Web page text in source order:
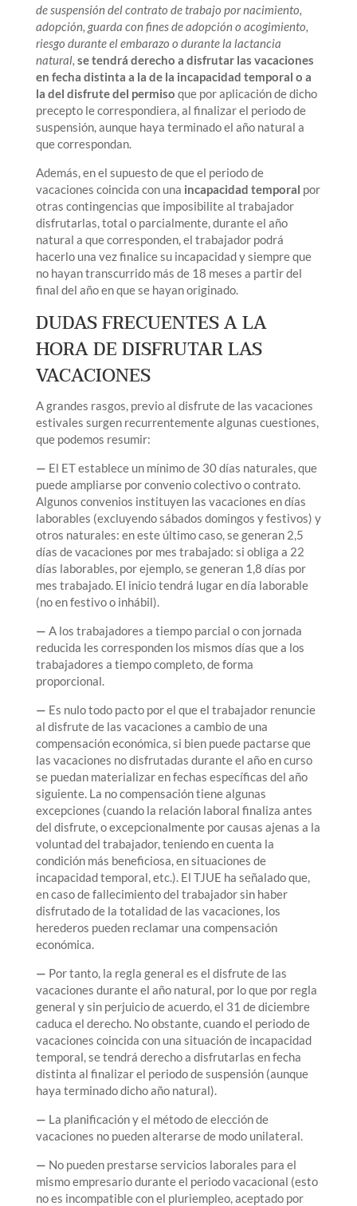
de suspensión del contrato de trabajo por nacimiento,
adopción, guarda con fines de adopción o acogimiento,
riesgo durante el embarazo o durante la lactancia
natural, se tendrá derecho a disfrutar las vacaciones
en fecha distinta a la de la incapacidad temporal o a
la del disfrute del permiso que por aplicación de dicho
precepto le correspondiera, al finalizar el periodo de
suspensión, aunque haya terminado el año natural a
que correspondan.
Además, en el supuesto de que el periodo de
vacaciones coincida con una incapacidad temporal por
otras contingencias que imposibilite al trabajador
disfrutarlas, total o parcialmente, durante el año
natural a que corresponden, el trabajador podrá
hacerlo una vez finalice su incapacidad y siempre que
no hayan transcurrido más de 18 meses a partir del
final del año en que se hayan originado.
DUDAS FRECUENTES A LA
HORA DE DISFRUTAR LAS
VACACIONES
A grandes rasgos, previo al disfrute de las vacaciones
estivales surgen recurrentemente algunas cuestiones,
que podemos resumir:
— El ET establece un mínimo de 30 días naturales, que
puede ampliarse por convenio colectivo o contrato.
Algunos convenios instituyen las vacaciones en días
laborables (excluyendo sábados domingos y festivos) y
otros naturales: en este último caso, se generan 2,5
días de vacaciones por mes trabajado: si obliga a 22
días laborables, por ejemplo, se generan 1,8 días por
mes trabajado. El inicio tendrá lugar en día laborable
(no en festivo o inhábil).
— A los trabajadores a tiempo parcial o con jornada
reducida les corresponden los mismos días que a los
trabajadores a tiempo completo, de forma
proporcional.
— Es nulo todo pacto por el que el trabajador renuncie
al disfrute de las vacaciones a cambio de una
compensación económica, si bien puede pactarse que
las vacaciones no disfrutadas durante el año en curso
se puedan materializar en fechas específicas del año
siguiente. La no compensación tiene algunas
excepciones (cuando la relación laboral finaliza antes
del disfrute, o excepcionalmente por causas ajenas a la
voluntad del trabajador, teniendo en cuenta la
condición más beneficiosa, en situaciones de
incapacidad temporal, etc.). El TJUE ha señalado que,
en caso de fallecimiento del trabajador sin haber
disfrutado de la totalidad de las vacaciones, los
herederos pueden reclamar una compensación
económica.
— Por tanto, la regla general es el disfrute de las
vacaciones durante el año natural, por lo que por regla
general y sin perjuicio de acuerdo, el 31 de diciembre
caduca el derecho. No obstante, cuando el periodo de
vacaciones coincida con una situación de incapacidad
temporal, se tendrá derecho a disfrutarlas en fecha
distinta al finalizar el periodo de suspensión (aunque
haya terminado dicho año natural).
— La planificación y el método de elección de
vacaciones no pueden alterarse de modo unilateral.
— No pueden prestarse servicios laborales para el
mismo empresario durante el periodo vacacional (esto
no es incompatible con el pluriempleo, aceptado por